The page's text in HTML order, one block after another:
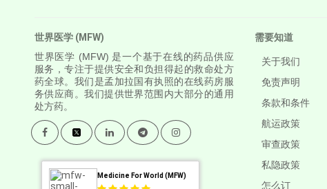
世界医学 (MFW)
世界医学 (MFW) 是一个基于在线的药品供应
服务，专注于提供安全和负担得起的救命处方
药全球。我们是孟加拉国有执照的在线药房服
务供应商。我们提供世界范围内大部分的通用
处方药。
Medicine For World (MFW)
需要知道
关于我们
免责声明
条款和条件
航运政策
审查政策
私隐政策
怎么订